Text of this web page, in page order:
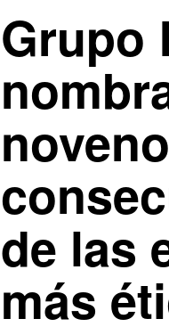
Grupo
de las
más